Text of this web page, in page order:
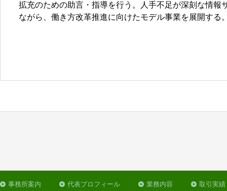
拡充のための助言・指導を行う。人手不足が深刻な情
ながら、働き方改革推進に向けたモデル事業を展開する
事務所案内 代表プロフィール 業務内容 取引実績